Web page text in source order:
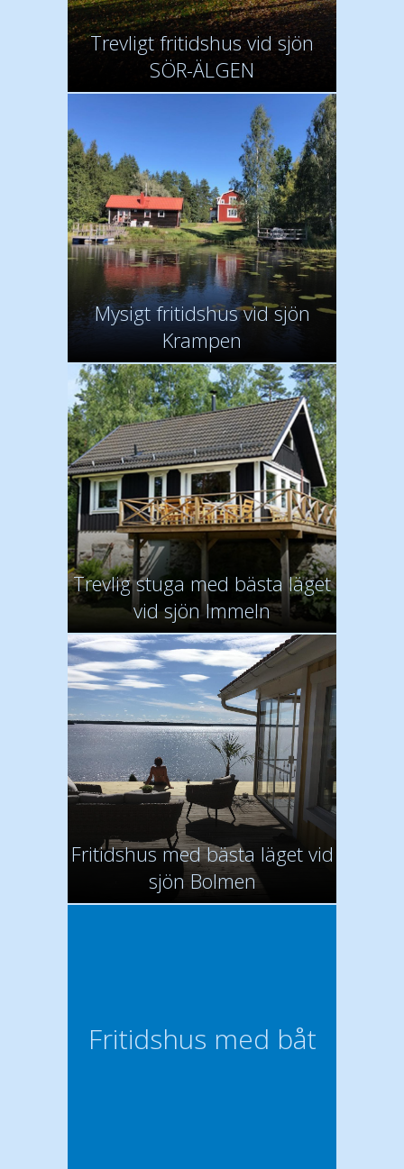
Trevligt fritidshus vid sjön
SÖR-ÄLGEN
Mysigt fritidshus vid sjön
Krampen
Trevlig stuga med bästa läget
vid sjön Immeln
Fritidshus med bästa läget vid
sjön Bolmen
Fritidshus med båt